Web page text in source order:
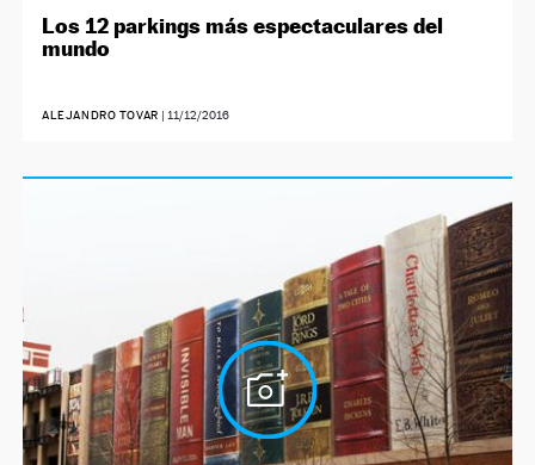
Los 12 parkings más espectaculares del
mundo
ALEJANDRO TOVAR | 11/12/2016